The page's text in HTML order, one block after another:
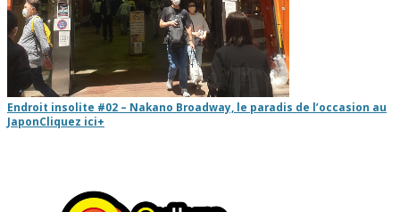
Endroit insolite #02 – Nakano Broadway, le paradis de l’occasion au
JaponCliquez ici+